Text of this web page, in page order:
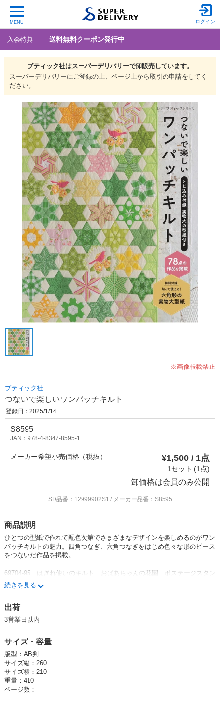
MENU ログイン
入会特典 送料無料クーポン発行中
ブティック社はスーパーデリバリーで卸販売しています。
スーパーデリバリーにご登録の上、ページ上から取引の申請をしてく
ださい。
※画像転載禁止
ブティック社
つないで楽しいワンパッチキルト
登録日：2025/1/14
S8595
JAN：978-4-8347-8595-1
メーカー希望小売価格（税抜） ¥1,500 / 1点
1セット (1点)
卸価格は会員のみ公開
SD品番：12999902S1 / メーカー品番：S8595
商品説明
ひとつの型紙で作れて配色次第でさまざまなデザインを楽しめるのがワン
パッチキルトの魅力。四角つなぎ、六角つなぎをはじめ色々な形のピース
をつないだ作品を掲載。
69704-95 はぎれ使いのキルト おばあちゃんの花園 ポステージスタン
プ パズルのパターン ベビーブロック
カテゴリー：手芸 パッチワーク
続きを見る
出荷
3営業日以内
サイズ・容量
版型：AB判
サイズ縦：260
サイズ横：210
重量：410
ページ数：